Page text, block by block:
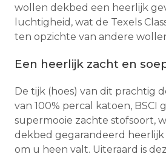
wollen dekbed een heerlijk
luchtigheid, wat de Texels
ten opzichte van andere
Een heerlijk zacht en
De tijk (hoes) van dit prachtig
van 100% percal katoen, BSCI
supermooie zachte stofsoort,
dekbed gegarandeerd heerlijk
om u heen valt. Uiteraard is